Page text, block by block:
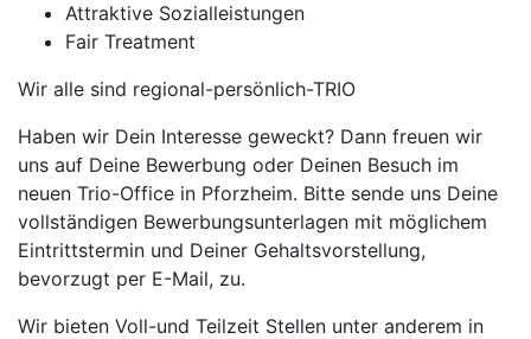
Attraktive Sozialleistungen
Fair Treatment
Wir alle sind regional-persönlich-TRIO
Haben wir Dein Interesse geweckt? Dann freuen wir
uns auf Deine Bewerbung oder Deinen Besuch im
neuen Trio-Office in Pforzheim. Bitte sende uns Deine
vollständigen Bewerbungsunterlagen mit möglichem
Eintrittstermin und Deiner Gehaltsvorstellung,
bevorzugt per E-Mail, zu.
Wir bieten Voll-und Teilzeit Stellen unter anderem in